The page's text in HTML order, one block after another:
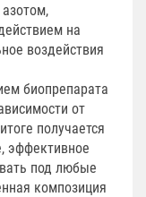
на
воздействия
биопрепарата
от
получается
эффективное
под любые
композиция